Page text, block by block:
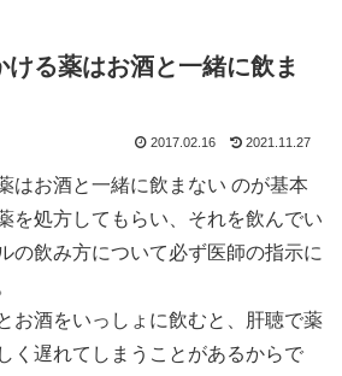
ける薬はお酒と一緒に飲ま
2017.02.16 2021.11.27
はお酒と一緒に飲まない のが基本
を処方してもらい、それを飲んでい
の飲み方について必ず医師の指示に
お酒をいっしょに飲むと、肝聴で薬
く遅れてしまうことがあるからで